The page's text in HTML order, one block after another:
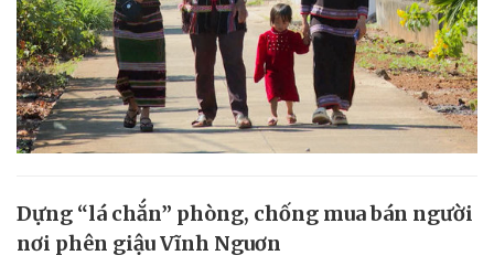
Dựng “lá chắn” phòng, chống mua bán người
nơi phên giậu Vĩnh Nguơn